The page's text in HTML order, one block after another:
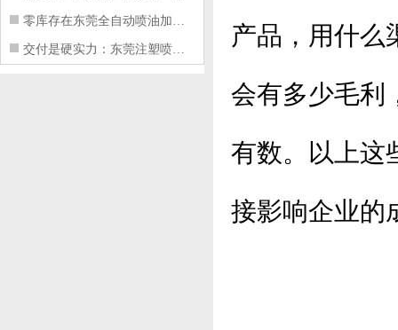
零库存在东莞全自动喷油加工厂不可行的
交付是硬实力：东莞注塑喷油厂如何用齐 产品，用什么
会有多少毛利
有数。以上这
接影响企业的